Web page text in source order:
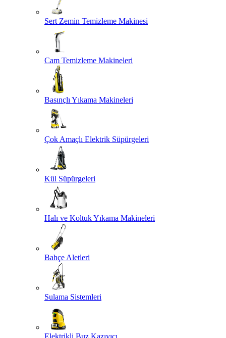
Sert Zemin Temizleme Makinesi
Cam Temizleme Makineleri
Basınçlı Yıkama Makineleri
Çok Amaçlı Elektrik Süpürgeleri
Kül Süpürgeleri
Halı ve Koltuk Yıkama Makineleri
Bahçe Aletleri
Sulama Sistemleri